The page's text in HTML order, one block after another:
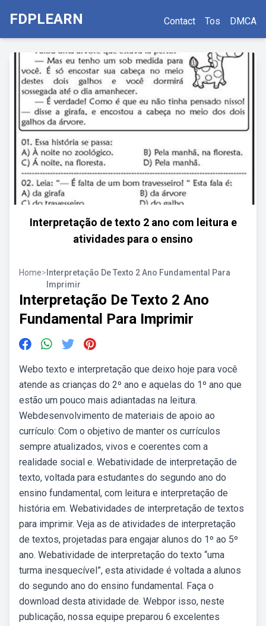
FDPLEARN Contact Tos DMCA
Interpretação de texto 2 ano com leitura e
atividades para o ensino
Home> Interpretação De Texto 2 Ano Fundamental Para
Imprimir
Interpretação De Texto 2 Ano
Fundamental Para Imprimir
Webo texto e interpretação que deixo hoje para você
atende as crianças do 2º ano e aquelas do 1º ano que
estão um pouco mais adiantadas na leitura.
Webdesenvolvimento de materiais de apoio ao
currículo: Com o objetivo de manter os currículos
sempre atualizados, vivos e coerentes com a
realidade social e. Webatividade de interpretação de
texto, voltada para estudantes do segundo ano do
ensino fundamental, com leitura e interpretação de
história em. Webatividades de interpretação de textos
para imprimir. Veja as de atividades de interpretação
de textos, projetadas para engajar alunos do 1º ao 5º
ano. Webatividade de interpretação do texto “uma
turma inesquecível”, esta atividade é voltada a alunos
do segundo ano do ensino fundamental. Faça o
download desta atividade de. Webpor isso, neste
publicação, nossa equipe preparou 6 excelentes